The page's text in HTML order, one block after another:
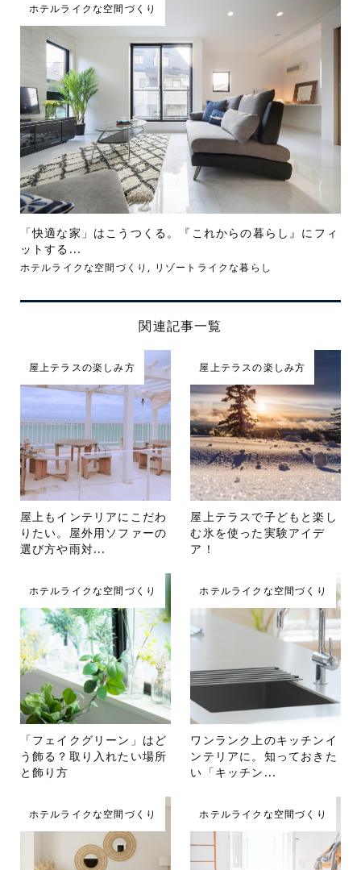
ホテルライクな空間づくり
「快適な家」はこうつくる。『これからの暮らし』にフィ
ットする...
ホテルライクな空間づくり, リゾートライクな暮らし
関連記事一覧
屋上テラスの楽しみ方
屋上もインテリアにこだわ
りたい。屋外用ソファーの
選び方や雨対...
屋上テラスの楽しみ方
屋上テラスで子どもと楽し
む氷を使った実験アイデ
ア！
ホテルライクな空間づくり
「フェイクグリーン」はど
う飾る？取り入れたい場所
と飾り方
ホテルライクな空間づくり
ワンランク上のキッチンイ
ンテリアに。知っておきた
い「キッチン...
ホテルライクな空間づくり ホテルライクな空間づくり